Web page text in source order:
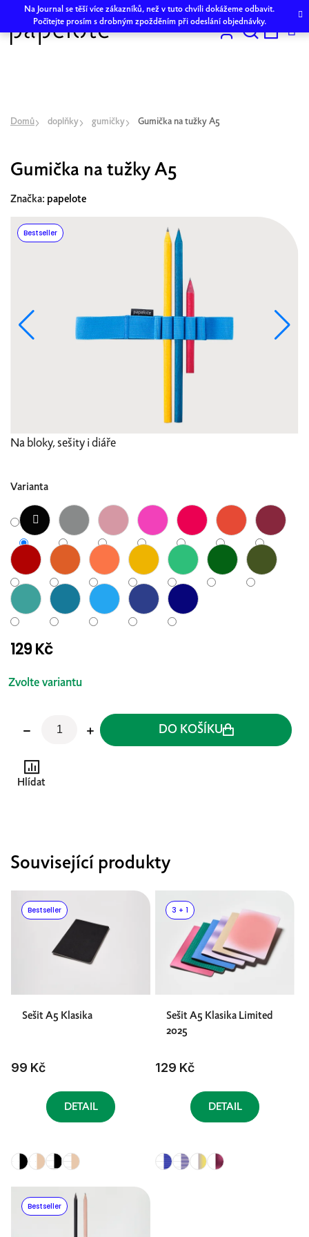
obsah
Na Journal se těší více zákazníků, než v tuto chvíli dokážeme odbavit.
Počítejte prosím s drobným zpožděním při odeslání objednávky.
Hledat
Domů doplňky gumičky Gumička na tužky A5
Na bloky, sešity i diáře
Varianta
129 Kč
Měrná
Zvolte variantu
DO KOŠÍKU
Hlídat
Gumička na tužky A5
Značka: papelote
Bestseller
Související produkty
Bestseller
Sešit A5 Klasika
99 Kč
DETAIL
3 + 1
Sešit A5 Klasika Limited
2025
129 Kč
DETAIL
Bestseller